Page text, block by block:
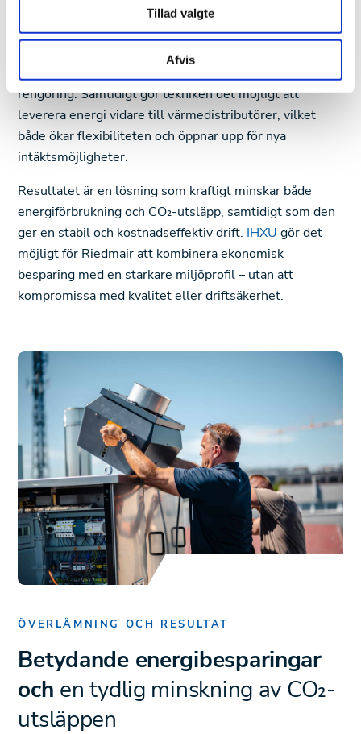
Tillad valgte
Afvis
sedan är systemet redo att användas. De fyra IHXU-
enheterna utnyttjar den stora mängden
överskottsvärme från bageriugnarna och omvandlar den
till varmvatten som används direkt i processer och
rengöring. Samtidigt gör tekniken det möjligt att
leverera energi vidare till värmedistributörer, vilket
både ökar flexibiliteten och öppnar upp för nya
intäktsmöjligheter.
Resultatet är en lösning som kraftigt minskar både
energiförbrukning och CO₂-utsläpp, samtidigt som den
ger en stabil och kostnadseffektiv drift. IHXUgör det
möjligt för Riedmair att kombinera ekonomisk
besparing med en starkare miljöprofil – utan att
kompromissa med kvalitet eller driftsäkerhet.
ÖVERLÄMNING OCH RESULTAT
Betydande energibesparingar
och en tydlig minskning av CO₂-
utsläppen